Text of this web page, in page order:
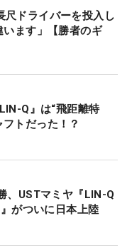
尺ドライバーを投入し
います」【勝者のギ
Q』は“飛距離特
トだった！？
、USTマミヤ『LIN-Q
がついに日本上陸